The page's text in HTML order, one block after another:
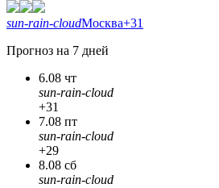
sun-rain-cloudМосква+31
Прогноз на 7 дней
6.08 чт
sun-rain-cloud
+31
7.08 пт
sun-rain-cloud
+29
8.08 сб
sun-rain-cloud